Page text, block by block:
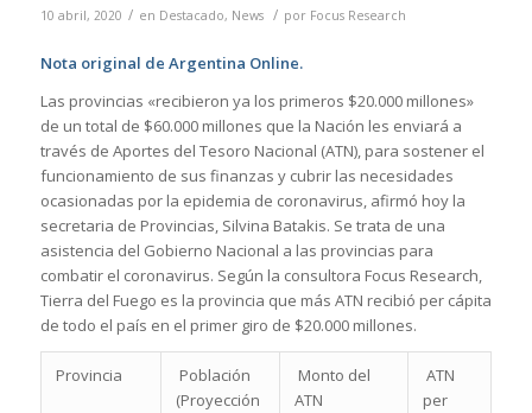
10 abril, 2020 / en Destacado, News / por Focus Research
Nota original de Argentina Online.
Las provincias «recibieron ya los primeros $20.000 millones»
de un total de $60.000 millones que la Nación les enviará a
través de Aportes del Tesoro Nacional (ATN), para sostener el
funcionamiento de sus finanzas y cubrir las necesidades
ocasionadas por la epidemia de coronavirus, afirmó hoy la
secretaria de Provincias, Silvina Batakis. Se trata de una
asistencia del Gobierno Nacional a las provincias para
combatir el coronavirus. Según la consultora Focus Research,
Tierra del Fuego es la provincia que más ATN recibió per cápita
de todo el país en el primer giro de $20.000 millones.
Provincia
Población
(Proyección
Monto del
ATN
ATN
per